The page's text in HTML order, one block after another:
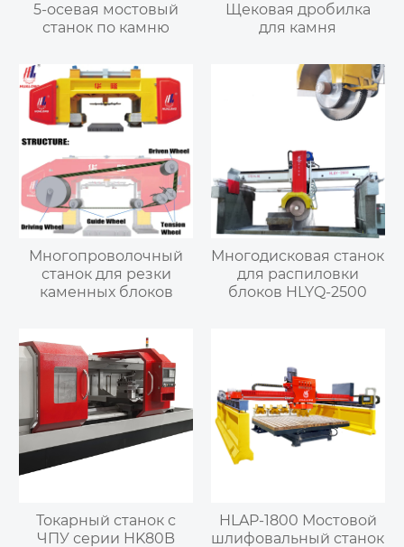
5-осевая мостовый
станок по камню
Щековая дробилка
для камня
Многопроволочный
станок для резки
каменных блоков
Многодисковая станок
для распиловки
блоков HLYQ-2500
Токарный станок с
ЧПУ серии HK80B
HLAP-1800 Мостовой
шлифовальный станок